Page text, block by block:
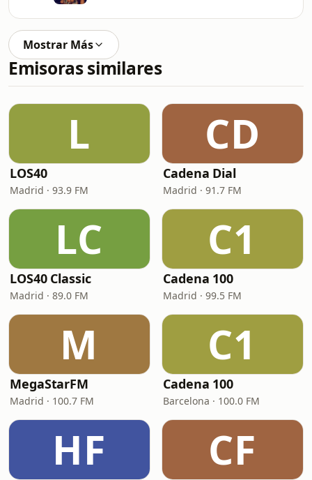
Mostrar Más
Emisoras similares
L
LOS40
Madrid · 93.9 FM
CD
Cadena Dial
Madrid · 91.7 FM
LC
LOS40 Classic
Madrid · 89.0 FM
C1
Cadena 100
Madrid · 99.5 FM
M
MegaStarFM
Madrid · 100.7 FM
C1
Cadena 100
Barcelona · 100.0 FM
HF CF